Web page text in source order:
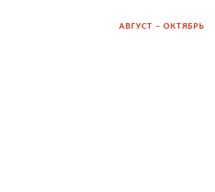
АВГУСТ – ОКТЯБРЬ